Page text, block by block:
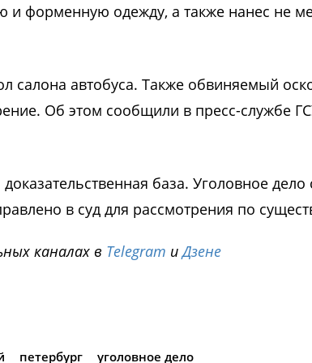
и форменную одежду, а также нанес не
салона автобуса. Также обвиняемый
Об этом сообщили в пресс-службе
база. Уголовное дело
в суд для рассмотрения по
каналах в Telegram иДзене
петербург уголовное дело